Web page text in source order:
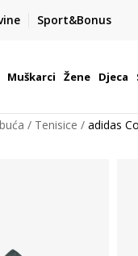
Sport&Bonus
BOX NOW
800 paketomata u
Muškarci Žene Djeca
Tenisice adidas